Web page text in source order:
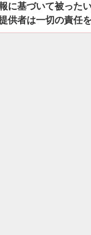
に基づいて被った
供者は一切の責任